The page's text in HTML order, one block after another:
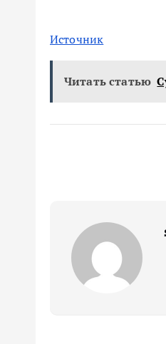
Источник
Читать статью